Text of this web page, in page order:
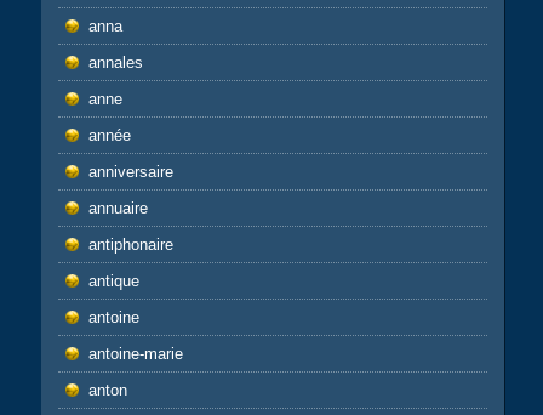
anna
annales
anne
année
anniversaire
annuaire
antiphonaire
antique
antoine
antoine-marie
anton